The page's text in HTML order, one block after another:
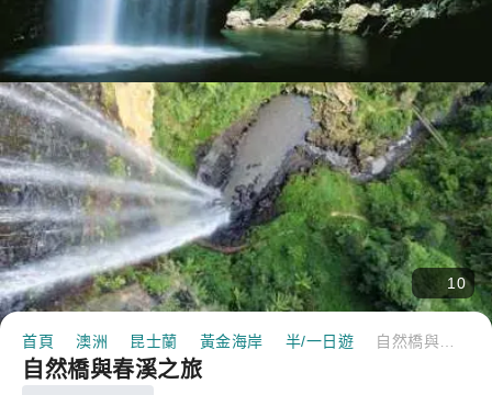
10
首頁 澳洲 昆士蘭 黃金海岸 半/一日遊
自然橋與春溪之旅